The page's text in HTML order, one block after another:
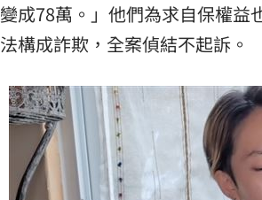
變成78萬。」他們為求自保權益
法構成詐欺，全案偵結不起訴。